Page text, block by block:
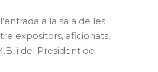
a la sala de les
expositors, aficionats,
i del President de